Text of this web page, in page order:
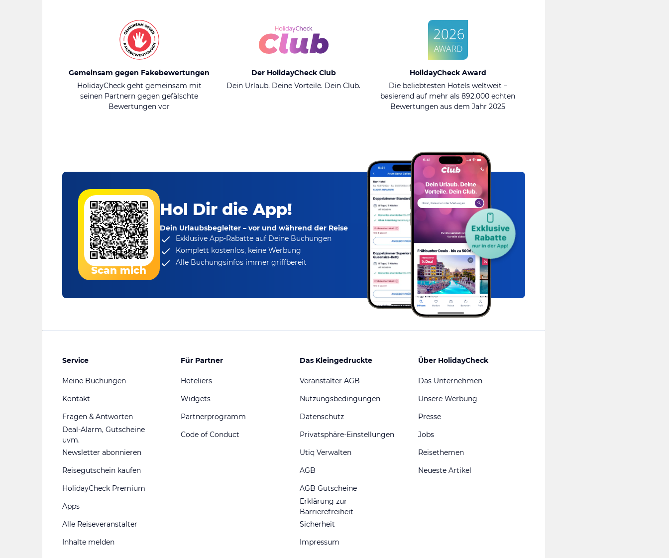
Gemeinsam gegen Fakebewertungen
HolidayCheck geht gemeinsam mit
seinen Partnern gegen gefälschte
Bewertungen vor
Der HolidayCheck Club
Dein Urlaub. Deine Vorteile. Dein Club.
HolidayCheck Award
Die beliebtesten Hotels weltweit –
basierend auf mehr als 892.000 echten
Bewertungen aus dem Jahr 2025
Scan mich
Hol Dir die App!
Dein Urlaubsbegleiter – vor und während der Reise
Exklusive App-Rabatteauf Deine Buchungen
Komplett kostenlos, keine Werbung
Alle Buchungsinfos immer griffbereit
Service
Meine Buchungen
Kontakt
Fragen & Antworten
Deal-Alarm, Gutscheine
uvm.
Newsletter abonnieren
Reisegutschein kaufen
HolidayCheck Premium
Apps
Alle Reiseveranstalter
Inhalte melden
Für Partner
Hoteliers
Widgets
Partnerprogramm
Code of Conduct
Das Kleingedruckte
Veranstalter AGB
Nutzungsbedingungen
Datenschutz
Privatsphäre-Einstellungen
Utiq Verwalten
AGB
AGB Gutscheine
Erklärung zur
Barrierefreiheit
Sicherheit
Impressum
Über HolidayCheck
Das Unternehmen
Unsere Werbung
Presse
Jobs
Reisethemen
Neueste Artikel